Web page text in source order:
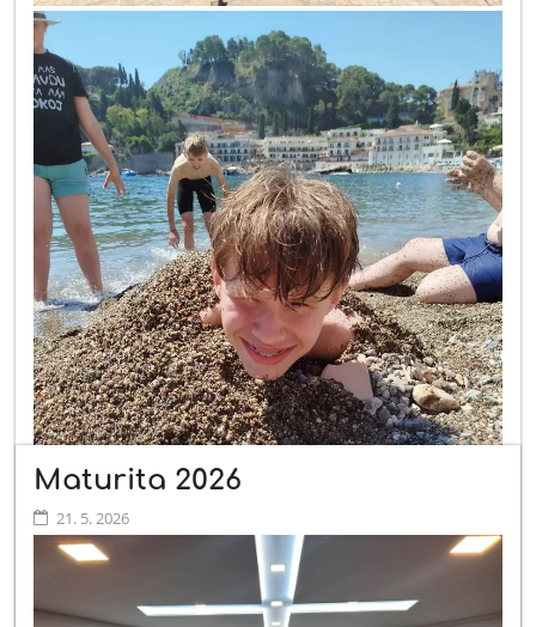
Maturita 2026
21. 5. 2026